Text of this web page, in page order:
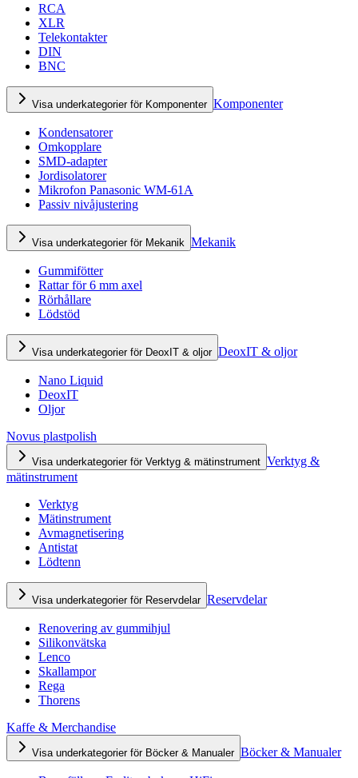
RCA
XLR
Telekontakter
DIN
BNC
Visa underkategorier för Komponenter Komponenter
Kondensatorer
Omkopplare
SMD-adapter
Jordisolatorer
Mikrofon Panasonic WM-61A
Passiv nivåjustering
Visa underkategorier för Mekanik Mekanik
Gummifötter
Rattar för 6 mm axel
Rörhållare
Lödstöd
Visa underkategorier för DeoxIT & oljor DeoxIT & oljor
Nano Liquid
DeoxIT
Oljor
Novus plastpolish
Visa underkategorier för Verktyg & mätinstrument Verktyg &
mätinstrument
Verktyg
Mätinstrument
Avmagnetisering
Antistat
Lödtenn
Visa underkategorier för Reservdelar Reservdelar
Renovering av gummihjul
Silikonvätska
Lenco
Skallampor
Rega
Thorens
Kaffe & Merchandise
Visa underkategorier för Böcker & Manualer Böcker & Manualer